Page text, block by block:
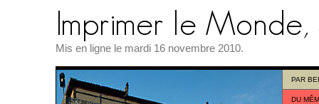
Mis en ligne le mardi 16 novembre 2010.
PAR
DU